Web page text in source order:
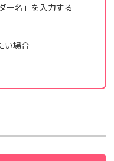
ー名」を入力する
い場合